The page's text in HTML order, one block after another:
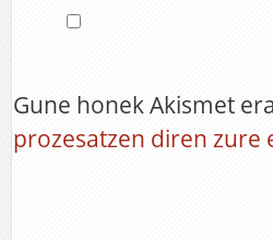
Gune honek Akismet
prozesatzen diren zure